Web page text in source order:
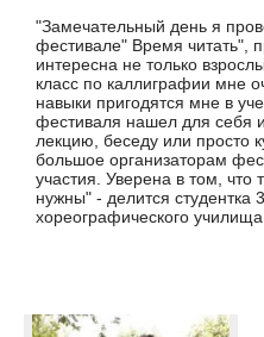
"Замечательный день я
фестивале" Время читать",
интересна не только
класс по каллиграфии мне
навыки пригодятся мне в
фестиваля нашел для себя
лекцию, беседу или просто
большое организаторам
участия. Уверена в том, что
нужны" - делится студентка
хореографического